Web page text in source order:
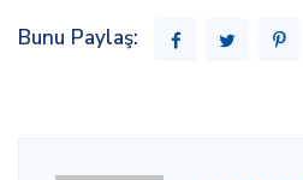
Bunu Paylaş: